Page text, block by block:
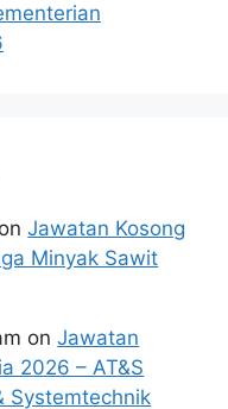
onJawatan Kosong
Minyak Sawit
onJawatan
2026 – AT&S
Systemtechnik